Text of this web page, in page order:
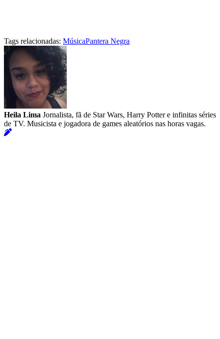
Tags relacionadas: MúsicaPantera Negra
Heila Lima Jornalista, fã de Star Wars, Harry Potter e infinitas séries
de TV. Musicista e jogadora de games aleatórios nas horas vagas.